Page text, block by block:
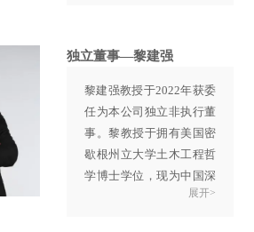
任香港地方志基金会秘书
任，并自2005年起担任岭
南大学香港与华南历史研
究部主任。刘教授亦为香
港立法会现任议员。
由2014年至现时，刘教授
任多家香港上市公司独立
独立董事—黎建强
黎建强教授于2022年获委
任为本公司独立非执行董
事。黎教授于拥有美国密
歇根州立大学土木工程哲
学博士学位，现为中国深
圳大学经济学院教授及香
展开>